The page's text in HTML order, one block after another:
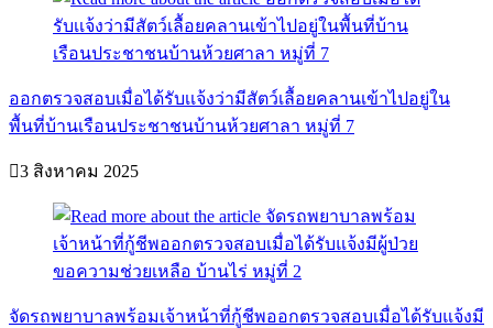
ออกตรวจสอบเมื่อได้รับเเจ้งว่ามีสัตว์เลื้อยคลานเข้าไปอยู่ใน
พื้นที่บ้านเรือนประชาชนบ้านห้วยศาลา หมู่ที่ 7
3 สิงหาคม 2025
จัดรถพยาบาลพร้อมเจ้าหน้าที่กู้ชีพออกตรวจสอบเมื่อได้รับแจ้งมี